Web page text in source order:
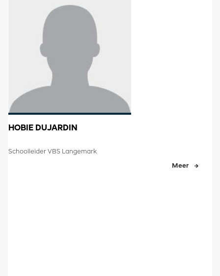
HOBIE DUJARDIN
Schoolleider VBS Langemark
Meer